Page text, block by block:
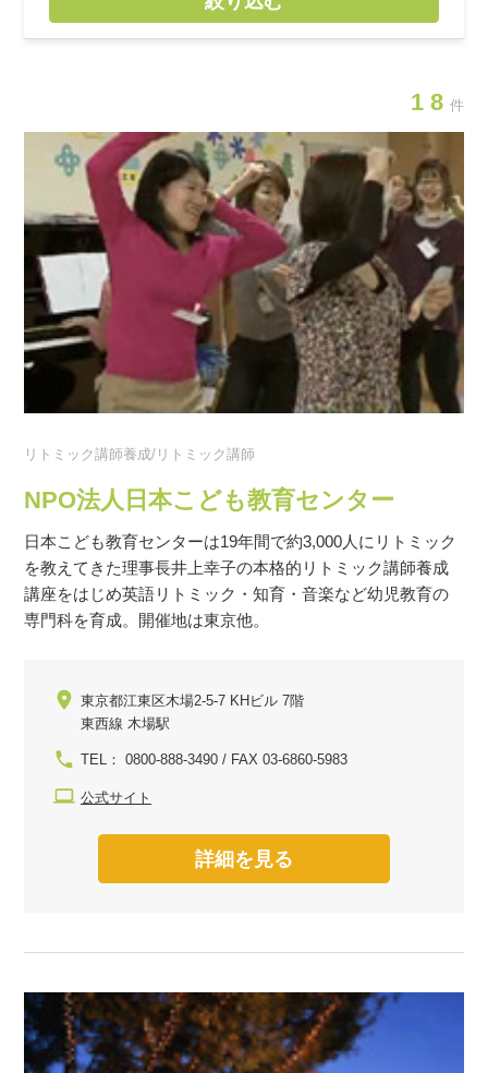
18 件
リトミック講師養成/リトミック講師
NPO法人日本こども教育センター
日本こども教育センターは19年間で約3,000人にリトミック
を教えてきた理事長井上幸子の本格的リトミック講師養成
講座をはじめ英語リトミック・知育・音楽など幼児教育の
専門科を育成。開催地は東京他。
東京都江東区木場2-5-7 KHビル 7階
東西線 木場駅
TEL： 0800-888-3490 / FAX 03-6860-5983
公式サイト
詳細を見る